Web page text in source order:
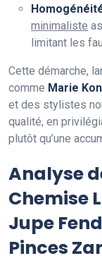
minimaliste
limitant les
Cette démarche,
comme Marie
et des stylistes
qualité, en
plutôt qu’une
Analyse
Chemise
Jupe
Pinces